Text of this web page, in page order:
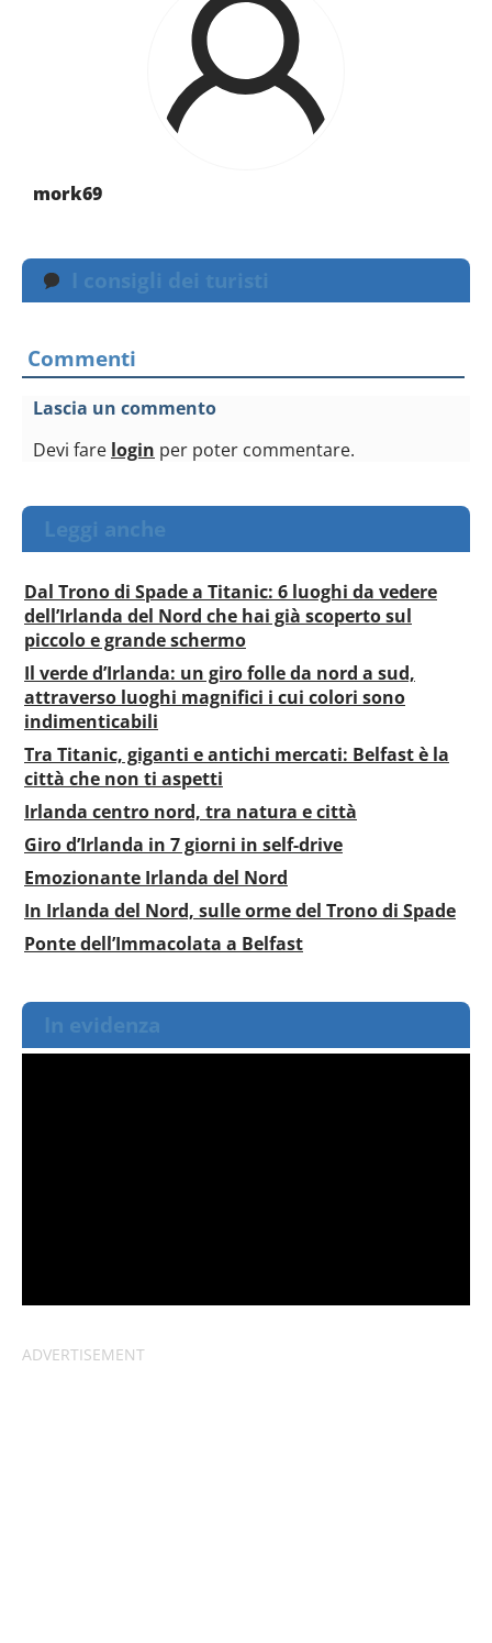
mork69
I consigli dei turisti
Commenti
Lascia un commento
Devi fare login per poter commentare.
Leggi anche
Dal Trono di Spade a Titanic: 6 luoghi da vedere
dell’Irlanda del Nord che hai già scoperto sul
piccolo e grande schermo
Il verde d’Irlanda: un giro folle da nord a sud,
attraverso luoghi magnifici i cui colori sono
indimenticabili
Tra Titanic, giganti e antichi mercati: Belfast è la
città che non ti aspetti
Irlanda centro nord, tra natura e città
Giro d’Irlanda in 7 giorni in self-drive
Emozionante Irlanda del Nord
In Irlanda del Nord, sulle orme del Trono di Spade
Ponte dell’Immacolata a Belfast
In evidenza